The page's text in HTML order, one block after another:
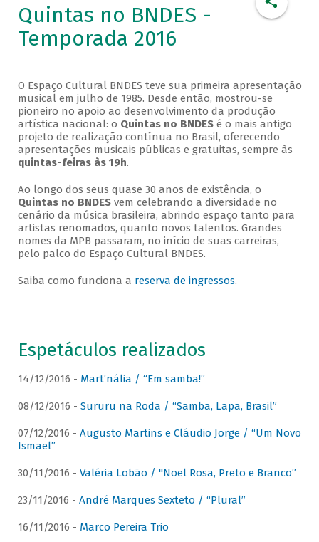
Quintas no BNDES -
Temporada 2016
O Espaço Cultural BNDES teve sua primeira apresentação
musical em julho de 1985. Desde então, mostrou-se
pioneiro no apoio ao desenvolvimento da produção
artística nacional: o Quintas no BNDESé o mais antigo
projeto de realização contínua no Brasil, oferecendo
apresentações musicais públicas e gratuitas, sempre às
quintas-feiras às 19h.
Ao longo dos seus quase 30 anos de existência, o
Quintas no BNDESvem celebrando a diversidade no
cenário da música brasileira, abrindo espaço tanto para
artistas renomados, quanto novos talentos. Grandes
nomes da MPB passaram, no início de suas carreiras,
pelo palco do Espaço Cultural BNDES.
Saiba como funciona a reserva de ingressos.
Espetáculos realizados
14/12/2016 - Mart’nália / “Em samba!”
08/12/2016 - Sururu na Roda / “Samba, Lapa, Brasil”
07/12/2016 - Augusto Martins e Cláudio Jorge / “Um Novo
Ismael”
30/11/2016 - Valéria Lobão / "Noel Rosa, Preto e Branco”
23/11/2016 - André Marques Sexteto / “Plural”
16/11/2016 - Marco Pereira Trio